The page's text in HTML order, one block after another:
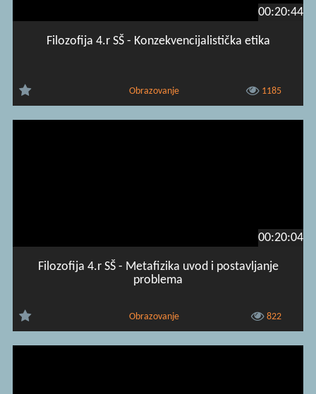
00:20:44
Filozofija 4.r SŠ - Konzekvencijalistička etika
Obrazovanje 1185
00:20:04
Filozofija 4.r SŠ - Metafizika uvod i postavljanje
problema
Obrazovanje 822